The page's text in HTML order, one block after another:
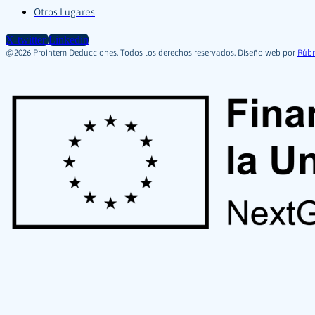
Otros Lugares
X-twitter Linkedin
@2026 Prointem Deducciones. Todos los derechos reservados. Diseño web por